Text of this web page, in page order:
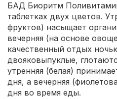
БАД Биоритм
таблетках двух цветов.
фруктов) насыщает
вечерняя (на основе
качественный отдых
двояковыпуклые,
утренняя (белая)
дня, а вечерняя
дня во время еды.